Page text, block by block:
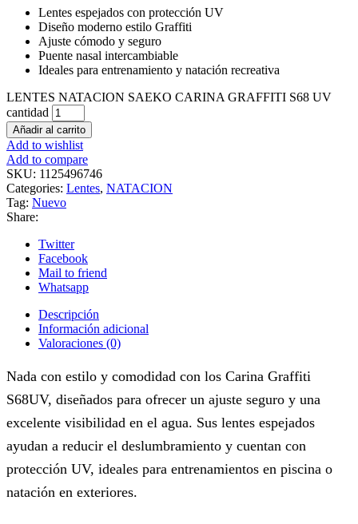
Lentes espejados con protección UV
Diseño moderno estilo Graffiti
Ajuste cómodo y seguro
Puente nasal intercambiable
Ideales para entrenamiento y natación recreativa
LENTES NATACION SAEKO CARINA GRAFFITI S68 UV
cantidad
Añadir al carrito
Add to wishlist
Add to compare
SKU: 1125496746
Categories: Lentes, NATACION
Tag: Nuevo
Share:
Twitter
Facebook
Mail to friend
Whatsapp
Descripción
Información adicional
Valoraciones (0)
Nada con estilo y comodidad con los Carina Graffiti
S68UV, diseñados para ofrecer un ajuste seguro y una
excelente visibilidad en el agua. Sus lentes espejados
ayudan a reducir el deslumbramiento y cuentan con
protección UV, ideales para entrenamientos en piscina o
natación en exteriores.